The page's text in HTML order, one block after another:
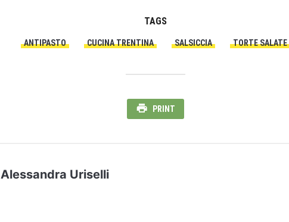
TAGS
ANTIPASTO CUCINA TRENTINA SALSICCIA TORTE SALATE
PRINT
Alessandra Uriselli